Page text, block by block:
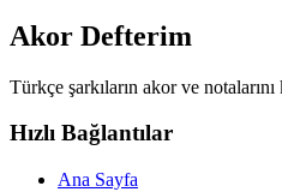
Akor Defterim
Türkçe şarkıların akor ve
Hızlı Bağlantılar
Ana Sayfa